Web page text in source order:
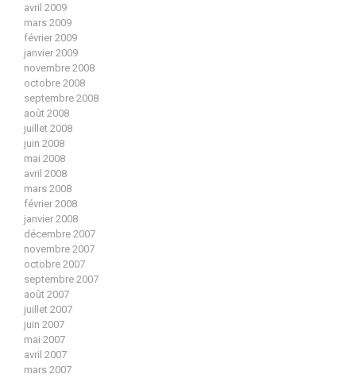
avril 2009
mars 2009
février 2009
janvier 2009
novembre 2008
octobre 2008
septembre 2008
août 2008
juillet 2008
juin 2008
mai 2008
avril 2008
mars 2008
février 2008
janvier 2008
décembre 2007
novembre 2007
octobre 2007
septembre 2007
août 2007
juillet 2007
juin 2007
mai 2007
avril 2007
mars 2007